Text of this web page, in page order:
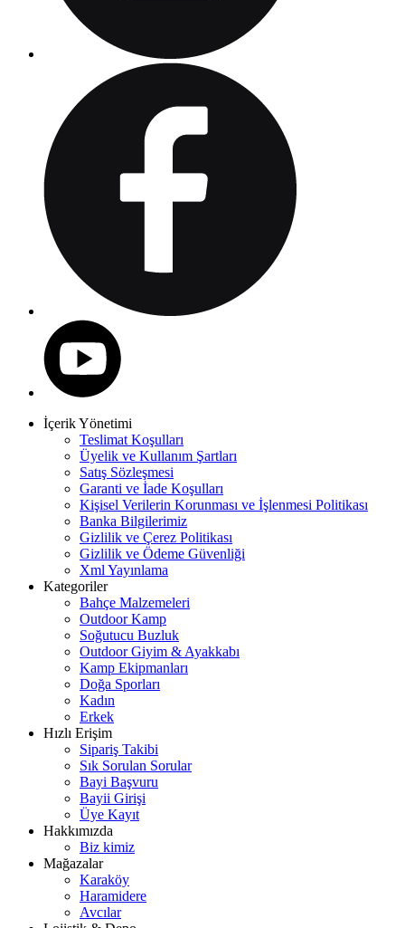
İçerik Yönetimi
Teslimat Koşulları
Üyelik ve Kullanım Şartları
Satış Sözleşmesi
Garanti ve İade Koşulları
Kişisel Verilerin Korunması ve İşlenmesi Politikası
Banka Bilgilerimiz
Gizlilik ve Çerez Politikası
Gizlilik ve Ödeme Güvenliği
Xml Yayınlama
Kategoriler
Bahçe Malzemeleri
Outdoor Kamp
Soğutucu Buzluk
Outdoor Giyim & Ayakkabı
Kamp Ekipmanları
Doğa Sporları
Kadın
Erkek
Hızlı Erişim
Sipariş Takibi
Sık Sorulan Sorular
Bayi Başvuru
Bayii Girişi
Üye Kayıt
Hakkımızda
Biz kimiz
Mağazalar
Karaköy
Haramidere
Avcılar